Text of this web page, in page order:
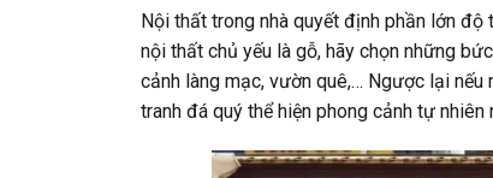
Nội thất trong nhà quyết định phần lớn
nội thất chủ yếu là gỗ, hãy chọn những
cảnh làng mạc, vườn quê,… Ngược lại
tranh đá quý thể hiện phong cảnh tự